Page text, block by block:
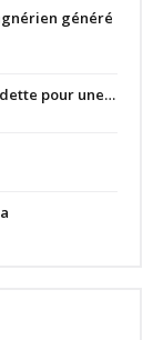
généré
pour une…